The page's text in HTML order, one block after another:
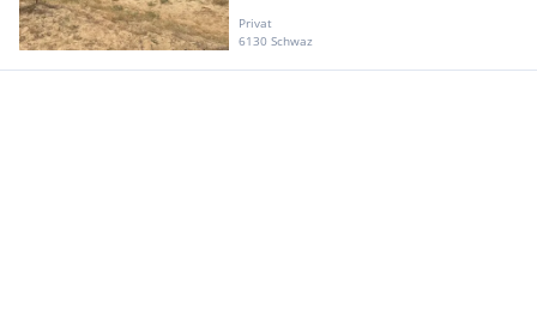
Privat
6130 Schwaz